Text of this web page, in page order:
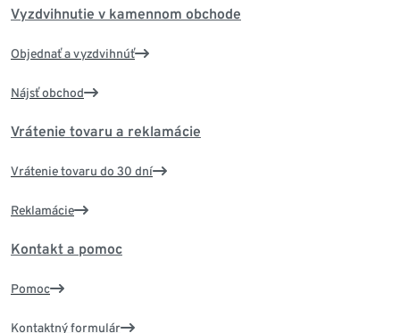
Vyzdvihnutie v kamennom obchode
Objednať a vyzdvihnúť
Nájsť obchod
Vrátenie tovaru a reklamácie
Vrátenie tovaru do 30 dní
Reklamácie
Kontakt a pomoc
Pomoc
Kontaktný formulár